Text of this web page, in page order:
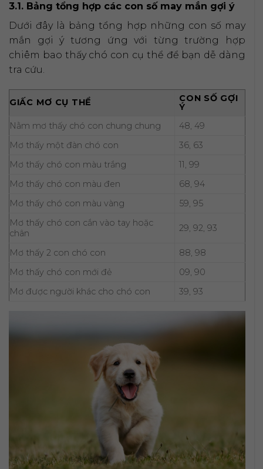
3.1. Bảng tổng hợp các con số may mắn gợi ý
Dưới đây là bảng tổng hợp những con số may
mắn gợi ý tương ứng với từng trường hợp
chiêm bao thấy chó con cụ thể để bạn dễ dàng
tra cứu.
GIẤC MƠ CỤ THỂ
CON SỐ GỢI
Ý
Nằm mơ thấy chó con chung chung
48, 49
Mơ thấy một đàn chó con
36, 63
Mơ thấy chó con màu trắng
11, 99
Mơ thấy chó con màu đen
68, 94
Mơ thấy chó con màu vàng
59, 95
Mơ thấy chó con cắn vào tay hoặc
chân
29, 92, 93
Mơ thấy 2 con chó con
88, 98
Mơ thấy chó con mới đẻ
09, 90
Mơ được người khác cho chó con
39, 93